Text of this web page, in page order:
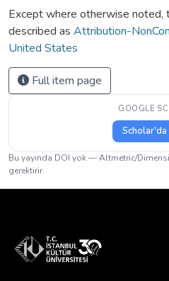
Except where otherwise noted,
described as Attribution-
United States
Full item page
GOOGLE
Bu yayında DOI yok — Altmetric/
gerektirir.